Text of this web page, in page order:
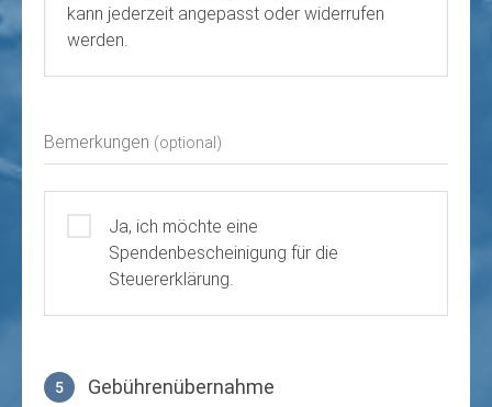
kann jederzeit angepasst oder widerrufen
werden.
Bemerkungen (optional)
Ja, ich möchte eine
Spendenbescheinigung für die
Steuererklärung.
5 Gebührenübernahme